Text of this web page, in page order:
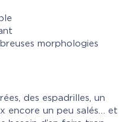
morphologies
des espadrilles, un
encore un peu salés… et